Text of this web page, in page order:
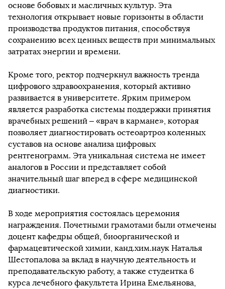
основе бобовых и масличных культур. Эта
технология открывает новые горизонты в области
производства продуктов питания, способствуя
сохранению всех ценных веществ при минимальных
затратах энергии и времени.
Кроме того, ректор подчеркнул важность тренда
цифрового здравоохранения, который активно
развивается в университете. Ярким примером
является разработка системы поддержки принятия
врачебных решений – «врач в кармане», которая
позволяет диагностировать остеоартроз коленных
суставов на основе анализа цифровых
рентгенограмм. Эта уникальная система не имеет
аналогов в России и представляет собой
значительный шаг вперед в сфере медицинской
диагностики.
В ходе мероприятия состоялась церемония
награждения. Почетными грамотами были отмечены
доцент кафедры общей, биоорганической и
фармацевтической химии, канд.хим.наук Наталья
Шестопалова за вклад в научную деятельность и
преподавательскую работу, а также студентка 6
курса лечебного факультета Ирина Емельянова,